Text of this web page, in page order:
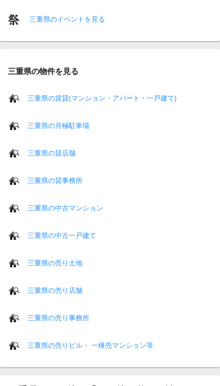
三重県のイベントを見る
三重県の物件を見る
三重県の賃貸(マンション・アパート・一戸建て)
三重県の月極駐車場
三重県の貸店舗
三重県の貸事務所
三重県の中古マンション
三重県の中古一戸建て
三重県の売り土地
三重県の売り店舗
三重県の売り事務所
三重県の売りビル・ 一棟売マンション等